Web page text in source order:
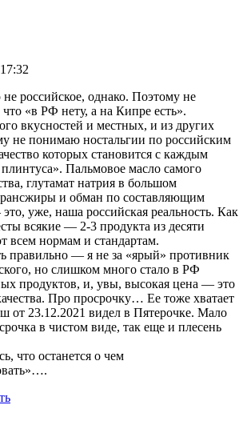
российское, однако. Поэтому не
«в РФ нету, а на Кипре есть».
вкусностей и местных, и из других
не понимаю ностальгии по российским
которых становится с каждым
Пальмовое масло самого
глутамат натрия в большом
и обман по составляющим
уже, наша российская реальность. Как
всякие — 2-3 продукта из десяти
всем нормам и стандартам.
правильно — я не за «ярый» противник
но слишком много стало в РФ
продуктов, и, увы, высокая цена — это
Про просрочку… Ее тоже хватает
от 23.12.2021 видел в Пятерочке. Мало
в чистом виде, так еще и плесень
что останется о чем